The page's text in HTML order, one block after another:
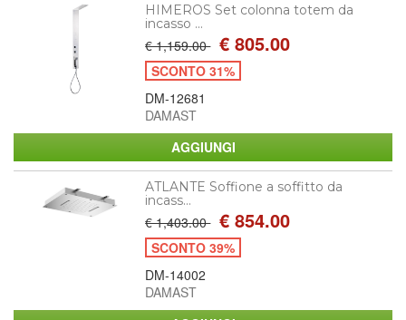
HIMEROS Set colonna totem da
incasso ...
€ 1,159.00 € 805.00
SCONTO 31%
DM-12681
DAMAST
ATLANTE Soffione a soffitto da
incass...
€ 1,403.00 € 854.00
SCONTO 39%
DM-14002
DAMAST